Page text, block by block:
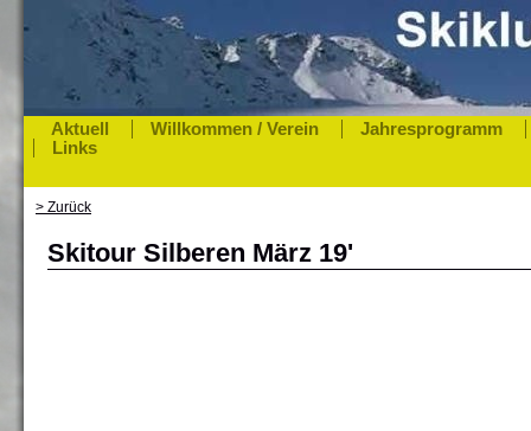
Aktuell Willkommen / Verein
Jahresprogramm
Links
> Zurück
Skitour Silberen März 19'